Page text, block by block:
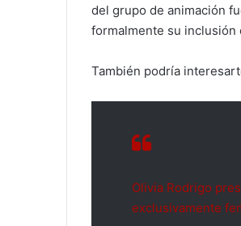
del grupo de animación
formalmente su inclusión
También podría
Olivia Rodrigo
exclusivamente